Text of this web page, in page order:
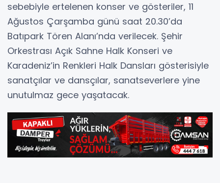
sebebiyle ertelenen konser ve gösteriler, 11
Ağustos Çarşamba günü saat 20.30’da
Batıpark Tören Alanı’nda verilecek. Şehir
Orkestrası Açık Sahne Halk Konseri ve
Karadeniz’in Renkleri Halk Dansları gösterisiyle
sanatçılar ve dansçılar, sanatseverlere yine
unutulmaz gece yaşatacak.